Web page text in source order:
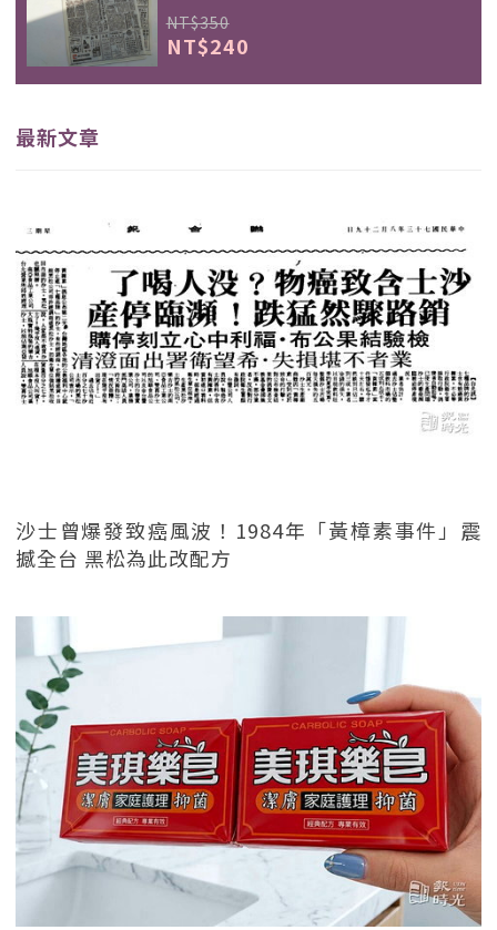
NT$350
NT$240
最新文章
沙士曾爆發致癌風波！1984年「黃樟素事件」震
撼全台 黑松為此改配方